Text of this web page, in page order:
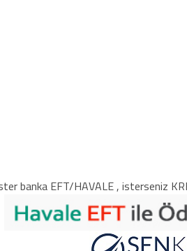
banka EFT/HAVALE , isterseniz